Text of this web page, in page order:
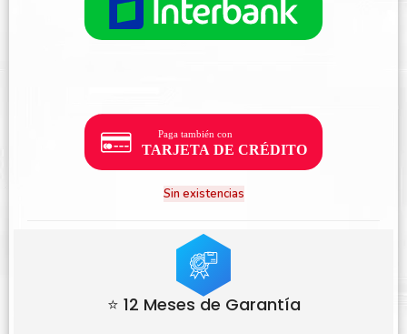
Sin existencias
⭐ 12 Meses de Garantía